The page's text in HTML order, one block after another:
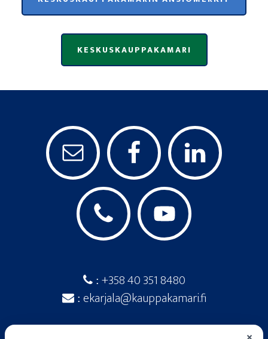
KESKUSKAUPPAKAMARI
: +358 40 351 8480
: ekarjala@kauppakamari.fi